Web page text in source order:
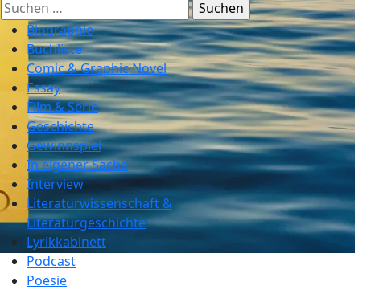
Suchen
nach:Biographie
Buchliste
Comic & Graphic Novel
Essay
Film & Serie
Geschichte
Gewinnspiel
In eigener Sache
Interview
Literaturwissenschaft &
Literaturgeschichte
Lyrikkabinett
Podcast
Poesie